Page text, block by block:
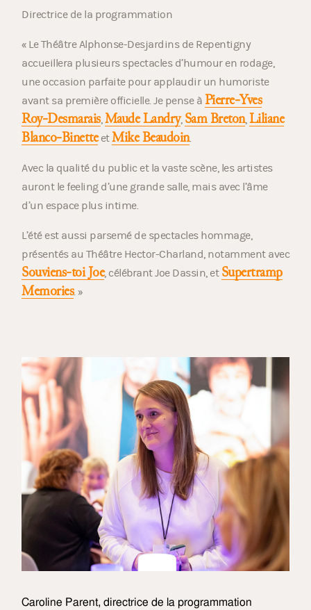
Directrice de la programmation
« Le Théâtre Alphonse-Desjardins de Repentigny
accueillera plusieurs spectacles d’humour en rodage,
une occasion parfaite pour applaudir un humoriste
avant sa première officielle. Je pense à Pierre-Yves
Roy-Desmarais,Maude Landry, Sam Breton,Liliane
Blanco-BinetteetMike Beaudoin.
Avec la qualité du public et la vaste scène, les artistes
auront le feeling d’une grande salle, mais avec l’âme
d’un espace plus intime.
L’été est aussi parsemé de spectacles hommage,
présentés au Théâtre Hector-Charland, notamment avec
Souviens-toi Joe, célébrant Joe Dassin, et Supertramp
Memories. »
Caroline Parent, directrice de la programmation